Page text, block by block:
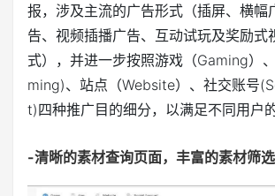
报，涉及主流的广告形式（插屏、横幅
告、视频插播广告、互动试玩及奖励式
式），并进一步按照游戏（Gaming）
ming)、站点（Website）、社交账号
t)四种推广目的细分，以满足不同用户的
-清晰的素材查询页面，丰富的素材筛